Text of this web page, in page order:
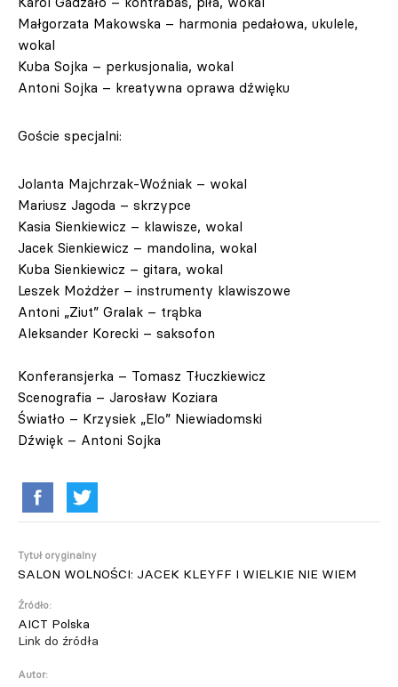
Małgorzata Makowska – harmonia pedałowa, ukulele,
wokal
Kuba Sojka – perkusjonalia, wokal
Antoni Sojka – kreatywna oprawa dźwięku
Goście specjalni:
Jolanta Majchrzak-Woźniak – wokal
Mariusz Jagoda – skrzypce
Kasia Sienkiewicz – klawisze, wokal
Jacek Sienkiewicz – mandolina, wokal
Kuba Sienkiewicz – gitara, wokal
Leszek Możdżer – instrumenty klawiszowe
Antoni „Ziut” Gralak – trąbka
Aleksander Korecki – saksofon
Konferansjerka – Tomasz Tłuczkiewicz
Scenografia – Jarosław Koziara
Światło – Krzysiek „Elo” Niewiadomski
Dźwięk – Antoni Sojka
Tytuł oryginalny
SALON WOLNOŚCI: JACEK KLEYFF I WIELKIE NIE WIEM
Źródło:
AICT Polska
Link do źródła
Autor: